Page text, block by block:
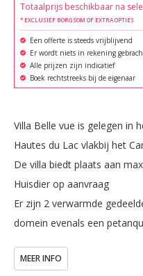
Villa Belle vue is gelegen in
Hautes du Lac vlakbij het
De villa biedt plaats aan
Huisdier op aanvraag
Er zijn 2 verwarmde
domein evenals een
MEER INFO
Totaalprijs beschikbaar na
* EXCLUSIEF BORGSOM OF EXTRA OPTIES
Een offerte is steeds vrijblijvend
Er wordt niets in rekening
Alle prijzen zijn indicatief
Boek rechtstreeks bij de eigenaar